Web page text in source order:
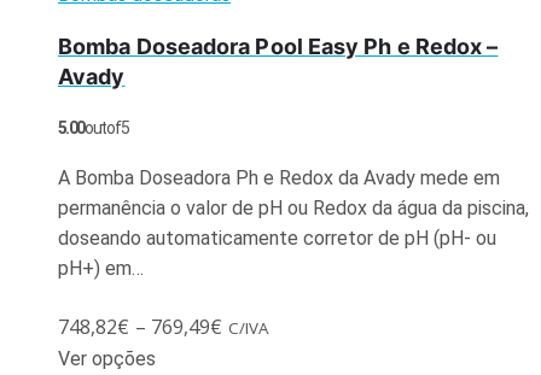
Bomba Doseadora Pool Easy Ph e Redox –
Avady
5.00out of 5
A Bomba Doseadora Ph e Redox da Avady mede em
permanência o valor de pH ou Redox da água da piscina,
doseando automaticamente corretor de pH (pH- ou
pH+) em…
748,82€ – 769,49€ C/IVA
Ver opções